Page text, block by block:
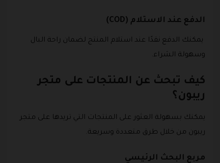
الدفع عند الاستلام (COD)
يمكنك الدفع نقدًا عند استلام المنتج لضمان راحة البال
وسهولة الشراء.
كيف تبحث عن المنتجات على متجر
ريبون؟
يمكنك بسهولة العثور على المنتجات التي تريدها على متجر
ريبون من خلال طرق متعددة وسريعة.
مربع البحث الرئيسي